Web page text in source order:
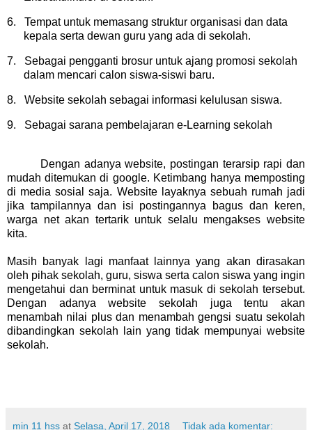
6.
Tempat untuk memasang struktur organisasi dan data
kepala serta dewan guru yang ada di sekolah.
7.
Sebagai pengganti brosur untuk ajang promosi sekolah
dalam mencari calon siswa-siswi baru.
8. Website sekolah sebagai informasi kelulusan siswa.
9. Sebagai sarana pembelajaran e-Learning sekolah
Dengan adanya website, postingan terarsip rapi dan
mudah ditemukan di google. Ketimbang hanya memposting
di media sosial saja. Website layaknya sebuah rumah jadi
jika tampilannya dan isi postingannya bagus dan keren,
warga net akan tertarik untuk selalu mengakses website
kita.
Masih banyak lagi manfaat lainnya yang akan dirasakan
oleh pihak sekolah, guru, siswa serta calon siswa yang ingin
mengetahui dan berminat untuk masuk di sekolah tersebut.
Dengan adanya website sekolah juga tentu akan
menambah nilai plus dan menambah gengsi suatu sekolah
dibandingkan sekolah lain yang tidak mempunyai website
sekolah.
min 11 hss at Selasa, April 17, 2018 Tidak ada komentar: